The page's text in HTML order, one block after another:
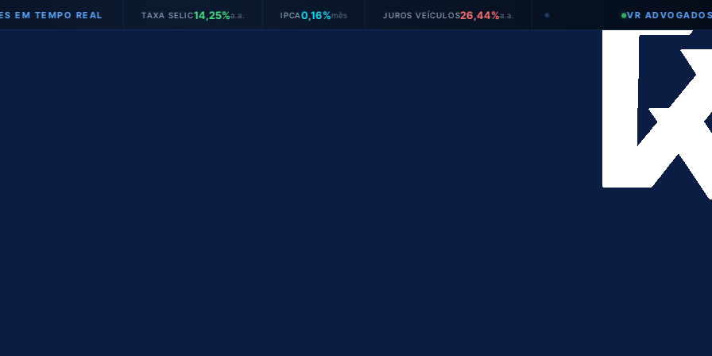
REAL TAXA SELIC14,25%a.a. IPCA mês JUROS VEÍCULOS26,44%a.a. ● VR ADVOGADOS